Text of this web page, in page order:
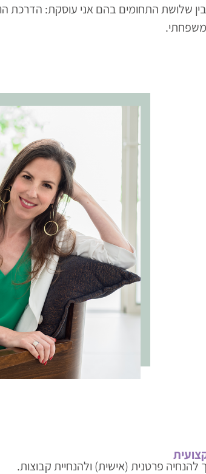
בין שלושת התחומים בהם אני עוסקת: הדרכת
משפחתי.
פרטנית (אישית) ולהנחיית קבוצות.